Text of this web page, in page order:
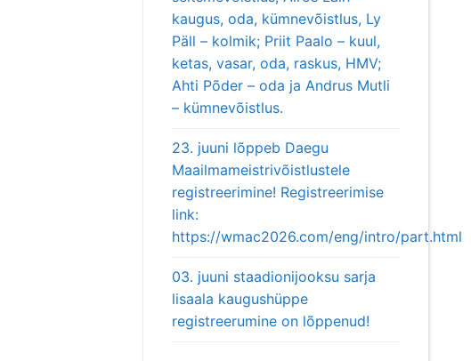
kaugus, oda, kümnevõistlus, Ly
Päll – kolmik; Priit Paalo – kuul,
ketas, vasar, oda, raskus, HMV;
Ahti Põder – oda ja Andrus Mutli
– kümnevõistlus.
23. juuni lõppeb Daegu
Maailmameistrivõistlustele
registreerimine! Registreerimise
link:
https://wmac2026.com/eng/intro/part.html
03. juuni staadionijooksu sarja
lisaala kaugushüppe
registreerumine on lõppenud!